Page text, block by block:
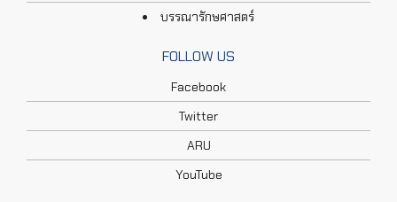
บรรณารักษศาสตร์
FOLLOW US
Facebook
Twitter
ARU
YouTube